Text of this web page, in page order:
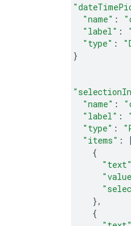
"name" :
"label" :
"type" :
}
"name" :
"label" :
"type" :
"items" :
{
"text"
},
{